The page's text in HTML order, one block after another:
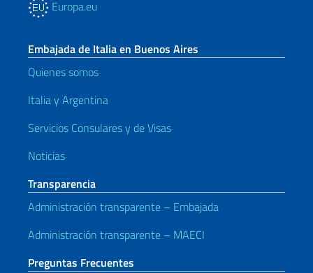
Europa.eu
Embajada de Italia en Buenos Aires
Quienes somos
Italia y Argentina
Servicios Consulares y de Visas
Noticias
Transparencia
Administración transparente – Embajada
Administración transparente – MAECI
Preguntas Frecuentes